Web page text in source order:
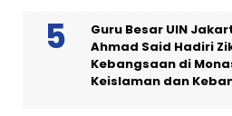
Guru Besar UIN
Ahmad Said Hadiri
Kebangsaan di
Keislaman dan